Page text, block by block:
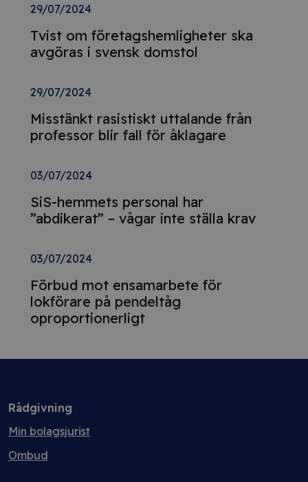
29/07/2024
Tvist om företagshemligheter ska
avgöras i svensk domstol
29/07/2024
Misstänkt rasistiskt uttalande från
professor blir fall för åklagare
03/07/2024
SiS-hemmets personal har
”abdikerat” – vågar inte ställa krav
03/07/2024
Förbud mot ensamarbete för
lokförare på pendeltåg
oproportionerligt
Rådgivning
Min bolagsjurist
Ombud